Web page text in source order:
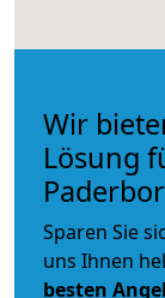
Wir
Lösung
Sparen Sie
uns Ihnen
besten